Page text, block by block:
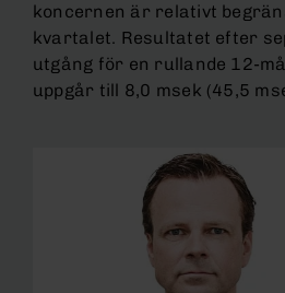
koncernen är relativt
kvartalet. Resultatet efter
utgång för en rullande 12-
uppgår till 8,0 msek (45,5